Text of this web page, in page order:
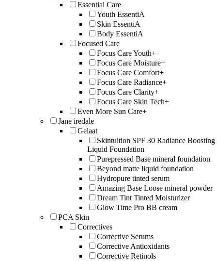
Essential Care
Youth EssentiA
Skin EssentiA
Body EssentiA
Focused Care
Focus Care Youth+
Focus Care Moisture+
Focus Care Comfort+
Focus Care Radiance+
Focus Care Clarity+
Focus Care Skin Tech+
Even More Sun Care+
Jane iredale
Gelaat
Skintuition SPF 30 Radiance Boosting
Liquid Foundation
Purepressed Base mineral foundation
Beyond matte liquid foundation
Hydropure tinted serum
Amazing Base Loose mineral powder
Dream Tint Tinted Moisturizer
Glow Time Pro BB cream
PCA Skin
Correctives
Corrective Serums
Corrective Antioxidants
Corrective Retinols